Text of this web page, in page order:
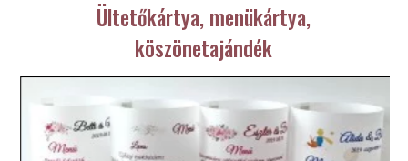
Ültetőkártya, menükártya,
köszönetajándék